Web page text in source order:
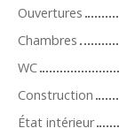
Ouvertures
Chambres
WC
Construction
État intérieur